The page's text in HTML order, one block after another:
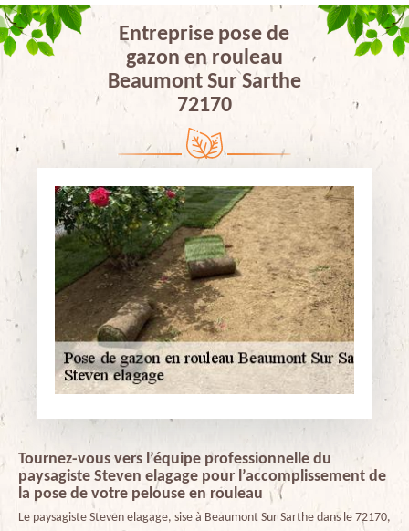
Entreprise pose de
gazon en rouleau
Beaumont Sur Sarthe
72170
Tournez-vous vers l’équipe professionnelle du
paysagiste Steven elagage pour l’accomplissement de
la pose de votre pelouse en rouleau
Le paysagiste Steven elagage, sise à Beaumont Sur Sarthe dans le 72170,